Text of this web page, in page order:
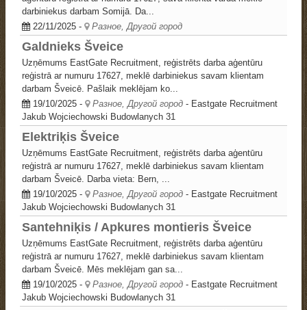
darbiniekus darbam Somijā. Da...
22/11/2025- Разное, Другой город
Galdnieks Šveice
Uzņēmums EastGate Recruitment, reģistrēts darba aģentūru
reģistrā ar numuru 17627, meklē darbiniekus savam klientam
darbam Šveicē. Pašlaik meklējam ko...
19/10/2025- Разное, Другой город- Eastgate Recruitment
Jakub Wojciechowski Budowlanych 31
Elektriķis Šveice
Uzņēmums EastGate Recruitment, reģistrēts darba aģentūru
reģistrā ar numuru 17627, meklē darbiniekus savam klientam
darbam Šveicē. Darba vieta: Bern, ...
19/10/2025- Разное, Другой город- Eastgate Recruitment
Jakub Wojciechowski Budowlanych 31
Santehniķis / Apkures montieris Šveice
Uzņēmums EastGate Recruitment, reģistrēts darba aģentūru
reģistrā ar numuru 17627, meklē darbiniekus savam klientam
darbam Šveicē. Mēs meklējam gan sa...
19/10/2025- Разное, Другой город- Eastgate Recruitment
Jakub Wojciechowski Budowlanych 31